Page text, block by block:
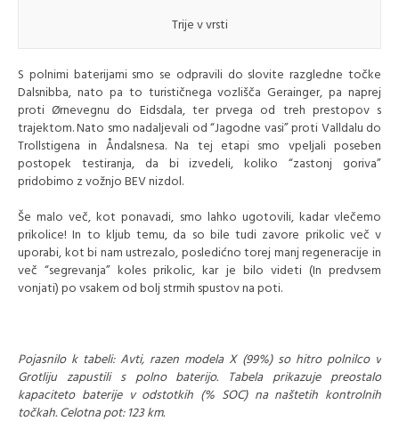
Trije v vrsti
S polnimi baterijami smo se odpravili do slovite razgledne točke
Dalsnibba, nato pa to turističnega vozlišča Gerainger, pa naprej
proti Ørnevegnu do Eidsdala, ter prvega od treh prestopov s
trajektom. Nato smo nadaljevali od “Jagodne vasi” proti Valldalu do
Trollstigena in Åndalsnesa. Na tej etapi smo vpeljali poseben
postopek testiranja, da bi izvedeli, koliko “zastonj goriva”
pridobimo z vožnjo BEV nizdol.
Še malo več, kot ponavadi, smo lahko ugotovili, kadar vlečemo
prikolice! In to kljub temu, da so bile tudi zavore prikolic več v
uporabi, kot bi nam ustrezalo, posledićno torej manj regeneracije in
več “segrevanja” koles prikolic, kar je bilo videti (In predvsem
vonjati) po vsakem od bolj strmih spustov na poti.
Pojasnilo k tabeli: Avti, razen modela X (99%) so hitro polnilco v
Grotliju zapustili s polno baterijo. Tabela prikazuje preostalo
kapaciteto baterije v odstotkih (% SOC) na naštetih kontrolnih
točkah. Celotna pot: 123 km.